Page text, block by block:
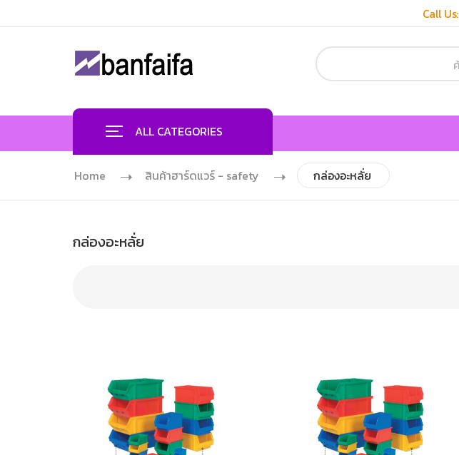
Call Us:
ALL CATEGORIES
Home สินค้าฮาร์ดแวร์ - safety กล่องอะหลั่ย
กล่องอะหลั่ย